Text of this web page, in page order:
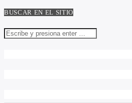
BUSCAR EN EL SITIO